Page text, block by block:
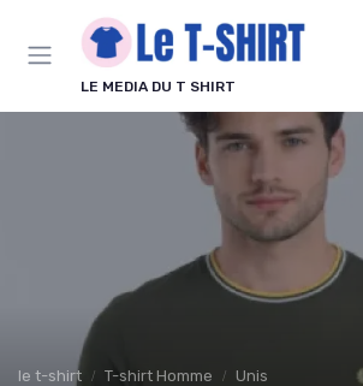
LE MEDIA DU T SHIRT
le t-shirt T-shirt Homme Unis
Panneau de gestion des cookies